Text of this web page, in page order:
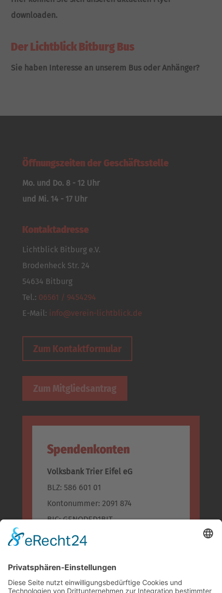
downloaden.
Der Lichtblick Bitburg Bus
Sie haben Interesse an unserem Bus oder Anhänger?
Öffnungszeiten der Geschäftsstelle
Mo. und Do. 8 - 12 Uhr
und Mi. 14 - 17 Uhr
Kontaktadresse
Lichtblick Bitburg e.V.
Brodenheck Str. 24
54634 Bitburg
Tel.: 06561 / 9454294
E-Mail: info@verein-lichtblick.de
Zum Kontaktformular
Zum Mitgliedsantrag
Spendenkonten
Volksbank Trier Eifel eG
BLZ: 586 601 01
Kontonummer: 2091 874
BIC: GENODED1BIT
IBAN: DE96 5866 0101 0002 0918 74
BLZ: 586 500 30
Konto-Nr.: 955 955